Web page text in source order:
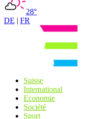
28°
DE | FR
Suisse
International
Economie
Société
Sport